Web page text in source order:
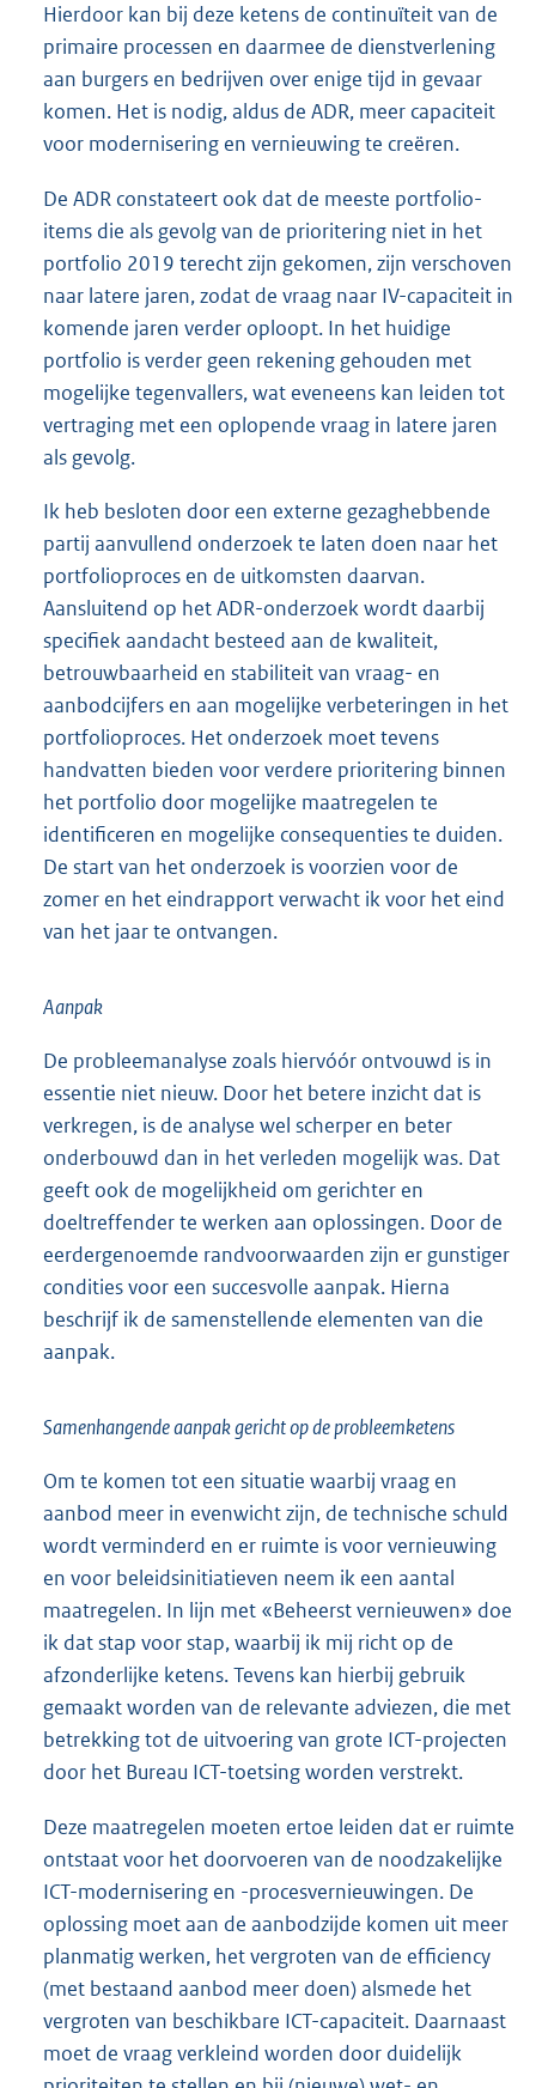
Hierdoor kan bij deze ketens de continuïteit van de
primaire processen en daarmee de dienstverlening
aan burgers en bedrijven over enige tijd in gevaar
komen. Het is nodig, aldus de ADR, meer capaciteit
voor modernisering en vernieuwing te creëren.
De ADR constateert ook dat de meeste portfolio-
items die als gevolg van de prioritering niet in het
portfolio 2019 terecht zijn gekomen, zijn verschoven
naar latere jaren, zodat de vraag naar IV-capaciteit in
komende jaren verder oploopt. In het huidige
portfolio is verder geen rekening gehouden met
mogelijke tegenvallers, wat eveneens kan leiden tot
vertraging met een oplopende vraag in latere jaren
als gevolg.
Ik heb besloten door een externe gezaghebbende
partij aanvullend onderzoek te laten doen naar het
portfolioproces en de uitkomsten daarvan.
Aansluitend op het ADR-onderzoek wordt daarbij
specifiek aandacht besteed aan de kwaliteit,
betrouwbaarheid en stabiliteit van vraag- en
aanbodcijfers en aan mogelijke verbeteringen in het
portfolioproces. Het onderzoek moet tevens
handvatten bieden voor verdere prioritering binnen
het portfolio door mogelijke maatregelen te
identificeren en mogelijke consequenties te duiden.
De start van het onderzoek is voorzien voor de
zomer en het eindrapport verwacht ik voor het eind
van het jaar te ontvangen.
Aanpak
De probleemanalyse zoals hiervóór ontvouwd is in
essentie niet nieuw. Door het betere inzicht dat is
verkregen, is de analyse wel scherper en beter
onderbouwd dan in het verleden mogelijk was. Dat
geeft ook de mogelijkheid om gerichter en
doeltreffender te werken aan oplossingen. Door de
eerdergenoemde randvoorwaarden zijn er gunstiger
condities voor een succesvolle aanpak. Hierna
beschrijf ik de samenstellende elementen van die
aanpak.
Samenhangende aanpak gericht op de probleemketens
Om te komen tot een situatie waarbij vraag en
aanbod meer in evenwicht zijn, de technische schuld
wordt verminderd en er ruimte is voor vernieuwing
en voor beleidsinitiatieven neem ik een aantal
maatregelen. In lijn met «Beheerst vernieuwen» doe
ik dat stap voor stap, waarbij ik mij richt op de
afzonderlijke ketens. Tevens kan hierbij gebruik
gemaakt worden van de relevante adviezen, die met
betrekking tot de uitvoering van grote ICT-projecten
door het Bureau ICT-toetsing worden verstrekt.
Deze maatregelen moeten ertoe leiden dat er ruimte
ontstaat voor het doorvoeren van de noodzakelijke
ICT-modernisering en -procesvernieuwingen. De
oplossing moet aan de aanbodzijde komen uit meer
planmatig werken, het vergroten van de efficiency
(met bestaand aanbod meer doen) alsmede het
vergroten van beschikbare ICT-capaciteit. Daarnaast
moet de vraag verkleind worden door duidelijk